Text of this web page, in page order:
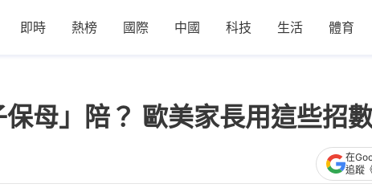
即時 熱榜 國際 中國 科技 生活 體育
母」陪？ 歐美家長用這些招
在
追蹤